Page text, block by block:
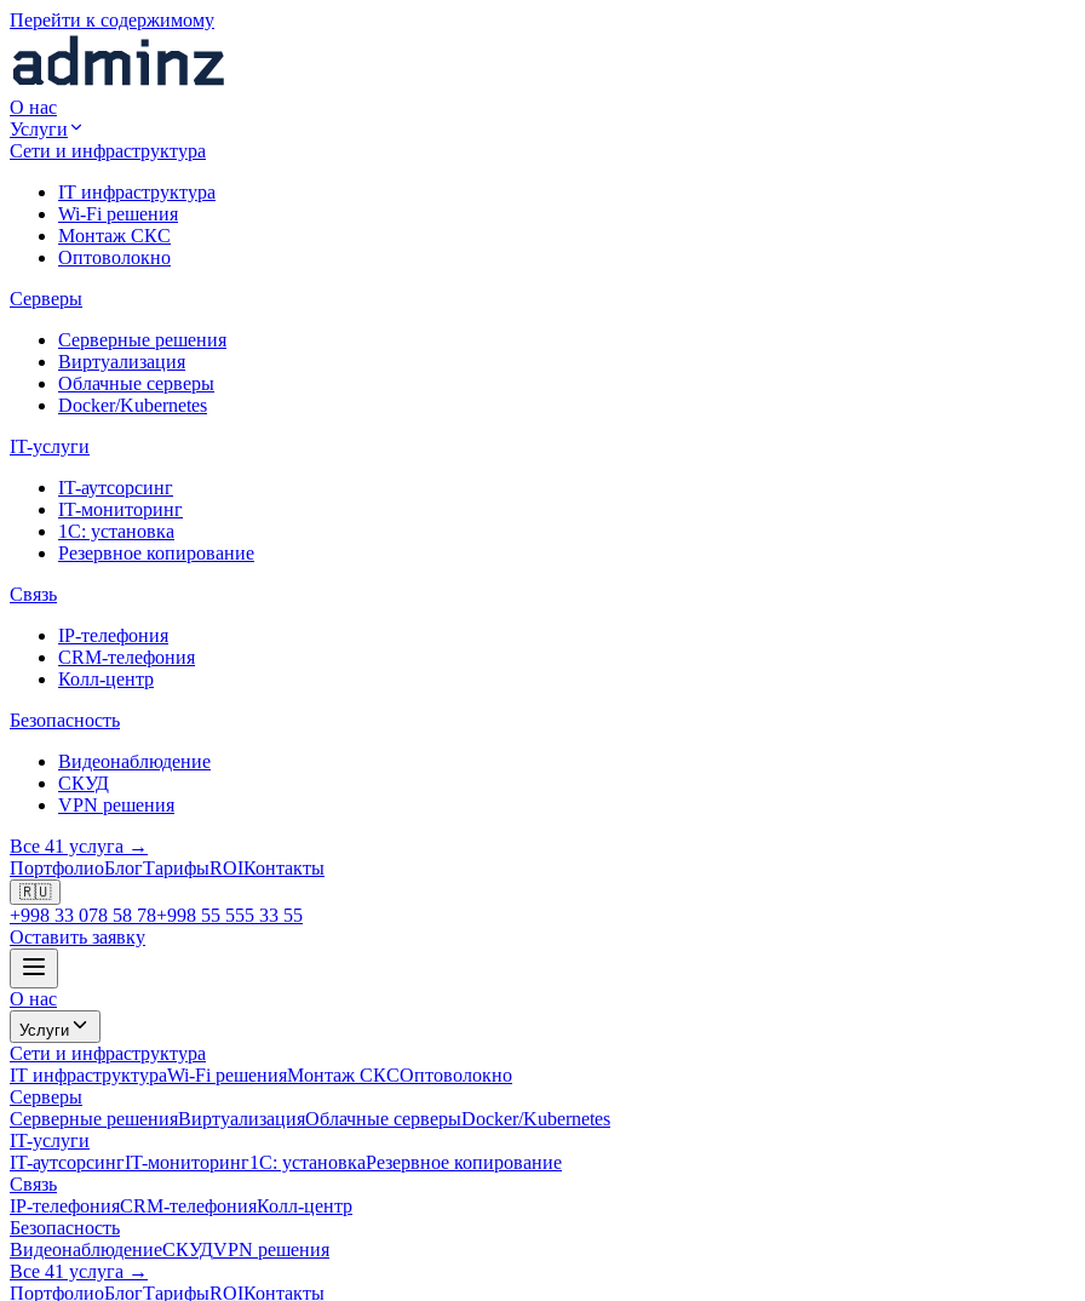
Перейти к содержимому
О нас
Услуги
Сети и инфраструктура
IT инфраструктура
Wi-Fi решения
Монтаж СКС
Оптоволокно
Серверы
Серверные решения
Виртуализация
Облачные серверы
Docker/Kubernetes
IT-услуги
IT-аутсорсинг
IT-мониторинг
1С: установка
Резервное копирование
Связь
IP-телефония
CRM-телефония
Колл-центр
Безопасность
Видеонаблюдение
СКУД
VPN решения
Все 41 услуга →
ПортфолиоБлогТарифыROIКонтакты
🇷🇺
+998 33 078 58 78+998 55 555 33 55
Оставить заявку
О нас
Услуги
Сети и инфраструктура
IT инфраструктураWi-Fi решенияМонтаж СКСОптоволокно
Серверы
Серверные решенияВиртуализацияОблачные серверыDocker/Kubernetes
IT-услуги
IT-аутсорсингIT-мониторинг1С: установкаРезервное копирование
Связь
IP-телефонияCRM-телефонияКолл-центр
Безопасность
ВидеонаблюдениеСКУДVPN решения
Все 41 услуга →
ПортфолиоБлогТарифыROIКонтакты